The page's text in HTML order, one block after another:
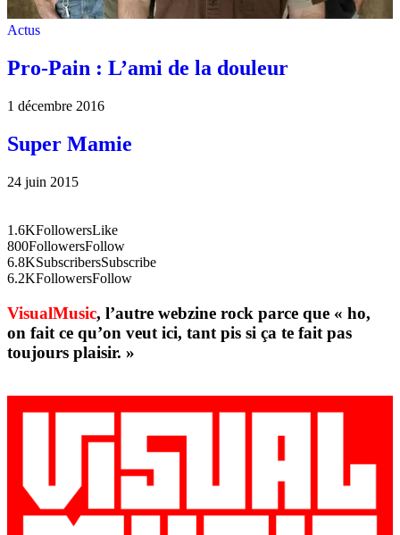
Actus
Pro-Pain : L’ami de la douleur
1 décembre 2016
Super Mamie
24 juin 2015
1.6KFollowersLike
800FollowersFollow
6.8KSubscribersSubscribe
6.2KFollowersFollow
VisualMusic, l’autre webzine rock parce que « ho,
on fait ce qu’on veut ici, tant pis si ça te fait pas
toujours plaisir. »